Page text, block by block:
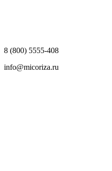
8 (800) 5555-408
info@micoriza.ru